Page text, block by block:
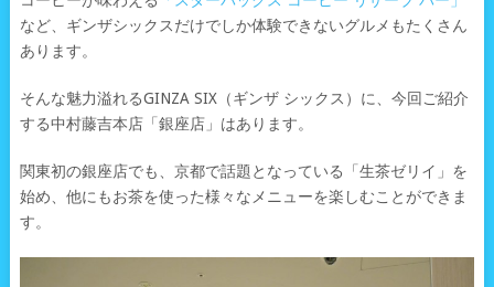
など、ギンザシックスだけでしか体験できないグルメもたくさん
あります。
そんな魅力溢れるGINZA SIX（ギンザ シックス）に、今回ご紹介
する中村藤吉本店「銀座店」はあります。
関東初の銀座店でも、京都で話題となっている「生茶ゼリイ」を
始め、他にもお茶を使った様々なメニューを楽しむことができま
す。